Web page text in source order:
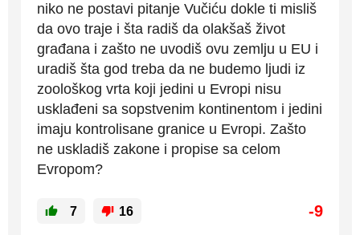
niko ne postavi pitanje Vučiću dokle ti misliš
da ovo traje i šta radiš da olakšaš život
građana i zašto ne uvodiš ovu zemlju u EU i
uradiš šta god treba da ne budemo ljudi iz
zoološkog vrta koji jedini u Evropi nisu
usklađeni sa sopstvenim kontinentom i jedini
imaju kontrolisane granice u Evropi. Zašto
ne uskladiš zakone i propise sa celom
Evropom?
7 16 -9